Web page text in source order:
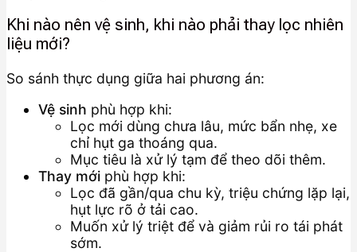
Khi nào nên vệ sinh, khi nào phải thay lọc nhiên
liệu mới?
So sánh thực dụng giữa hai phương án:
Vệ sinh phù hợp khi:
Lọc mới dùng chưa lâu, mức bẩn nhẹ, xe
chỉ hụt ga thoáng qua.
Mục tiêu là xử lý tạm để theo dõi thêm.
Thay mới phù hợp khi:
Lọc đã gần/qua chu kỳ, triệu chứng lặp lại,
hụt lực rõ ở tải cao.
Muốn xử lý triệt để và giảm rủi ro tái phát
sớm.